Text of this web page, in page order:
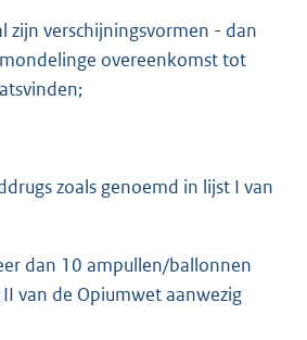
zijn verschijningsvormen - dan
overeenkomst tot
zoals genoemd in lijst I van
dan 10 ampullen/ballonnen
van de Opiumwet aanwezig